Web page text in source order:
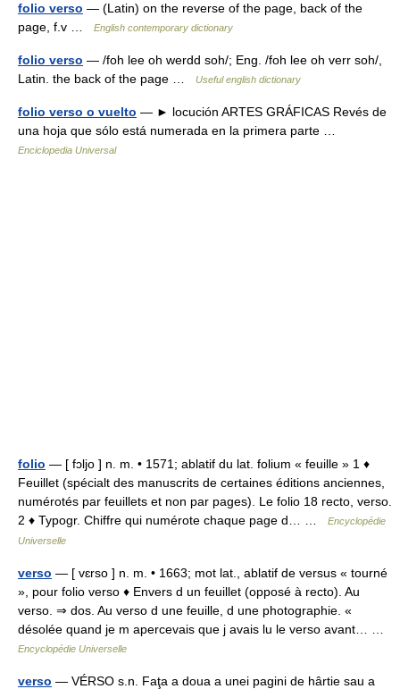
folio verso — (Latin) on the reverse of the page, back of the
page, f.v …
English contemporary dictionary
folio verso — /foh lee oh werdd soh/; Eng. /foh lee oh verr soh/,
Latin. the back of the page …
Useful english dictionary
folio verso o vuelto — ► locución ARTES GRÁFICAS Revés de
una hoja que sólo está numerada en la primera parte …
Enciclopedia Universal
folio — [ fɔljo ] n. m. • 1571; ablatif du lat. folium « feuille » 1 ♦
Feuillet (spécialt des manuscrits de certaines éditions anciennes,
numérotés par feuillets et non par pages). Le folio 18 recto, verso.
2 ♦ Typogr. Chiffre qui numérote chaque page d… …
Encyclopédie
Universelle
verso — [ vɛrso ] n. m. • 1663; mot lat., ablatif de versus « tourné
», pour folio verso ♦ Envers d un feuillet (opposé à recto). Au
verso. ⇒ dos. Au verso d une feuille, d une photographie. «
désolée quand je m apercevais que j avais lu le verso avant… …
Encyclopédie Universelle
verso — VÉRSO s.n. Faţa a doua a unei pagini de hârtie sau a